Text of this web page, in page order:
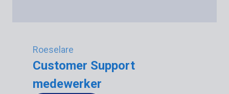
Roeselare
Customer Support
medewerker